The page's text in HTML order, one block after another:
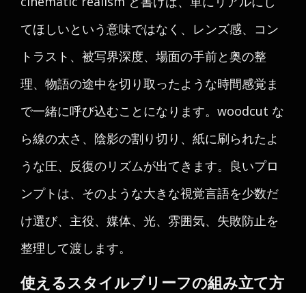
てほしいという意味ではなく、レンズ感、コン
トラスト、被写界深度、場面の手前と奥の整
理、物語の途中を切り取ったような時間感覚ま
で一緒に呼び込むことになります。woodcut な
ら線の太さ、陰影の割り切り、紙に刷られたよ
うな圧、反復のリズムが出てきます。良いプロ
ンプトは、そのような大きな視覚言語を少数だ
け選び、主役、媒体、光、雰囲気、失敗防止を
整理して渡します。
使えるスタイルブリーフの組み立て方